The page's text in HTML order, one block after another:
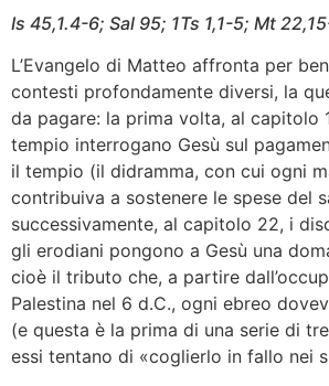
Is 45,1.4-6; Sal 95; 1Ts 1,1-5; Mt
L’Evangelo di Matteo affronta per
contesti profondamente diversi, la
da pagare: la prima volta, al capitolo
tempio interrogano Gesù sul
il tempio (il didramma, con cui ogni
contribuiva a sostenere le spese del
successivamente, al capitolo 22, i
gli erodiani pongono a Gesù una
cioè il tributo che, a partire
Palestina nel 6 d.C., ogni ebreo
(e questa è la prima di una serie di
essi tentano di «coglierlo in fallo nei